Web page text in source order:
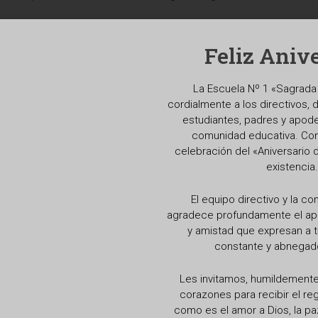
sea capaz de aplicar lo aprendido en distintos
la curiosidad por el saber y el sentido del logro o del
y alumnas son los principales constructores de su
descubrimiento.
a los cambios y exigencias sociales, científicas y
utiliza el rol de mediador y facilitador del aprendizaje, para
y potencia la autorrealización, motiva un clima de
ante la diversidad y la superación de cualquier tipo de
respeto y autoconfianza, desde actividades reales y
clara de sus relaciones e interrelaciones para
de los procesos realizados.
Feliz
La Escuela Nº 1
cordialmente a los directivos,
estudiantes, padres y
comunidad educativa.
celebración del «Aniversario
existencia.
El equipo directivo y la
agradece profundamente el
y amistad que expresan a
constante y
Les invitamos,
corazones para recibir el
como es el amor a Dios, la